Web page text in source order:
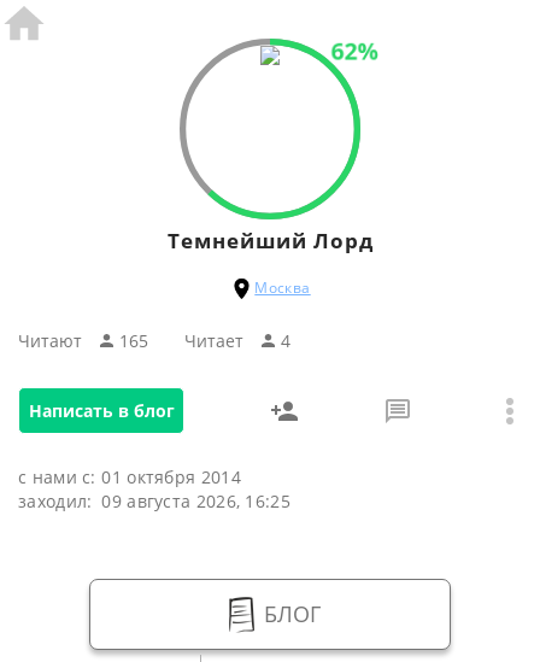
62%
Темнейший Лорд
Москва
Читают 165 Читаeт 4
Написать в блог
с нами с: 01 октября 2014
заходил: 09 августа 2026, 16:25
БЛОГ